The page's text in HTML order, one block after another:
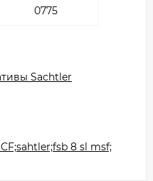
0775
Sachtler
8 sl msf;